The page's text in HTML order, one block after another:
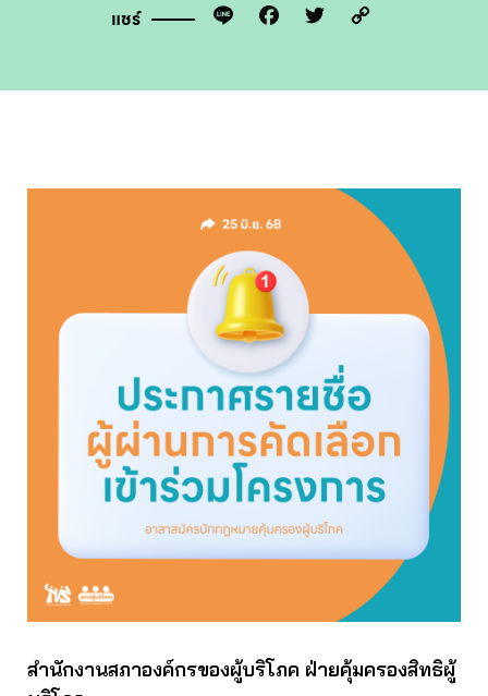
แชร์ Line Facebook
Twitter
สำนักงานสภาองค์กรของผู้บริโภค ฝ่ายคุ้มครองสิทธิผู้